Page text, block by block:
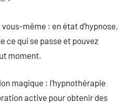
même : en état d’hypnose,
ce qui se passe et pouvez
moment.
magique : l’hypnothérapie
active pour obtenir des